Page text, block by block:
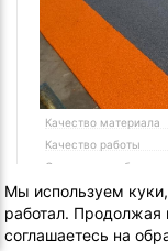
Качество материала
Качество работы
Сроки сдачи объекта
Отзыв
Благодарим
Мы используем
работал. Продолжая
соглашаетесь на